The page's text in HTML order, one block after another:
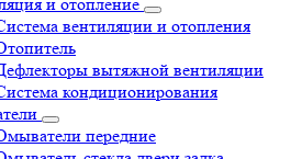
вентиляции и отопления
вытяжной вентиляции
кондиционирования
передние